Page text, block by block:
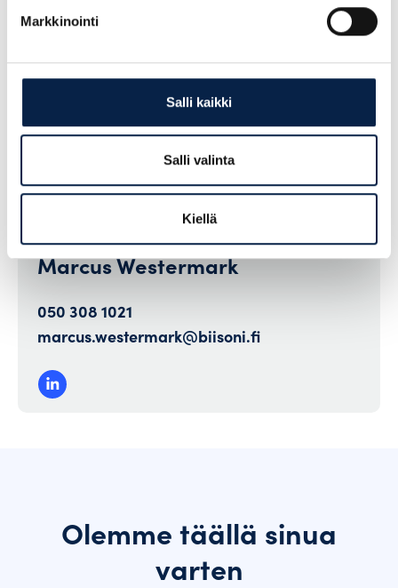
Markkinointi
Salli kaikki
Salli valinta
Kiellä
Haluatko kuulla lisää?
Marcus Westermark
050 308 1021
marcus.westermark@biisoni.fi
Olemme täällä sinua
varten